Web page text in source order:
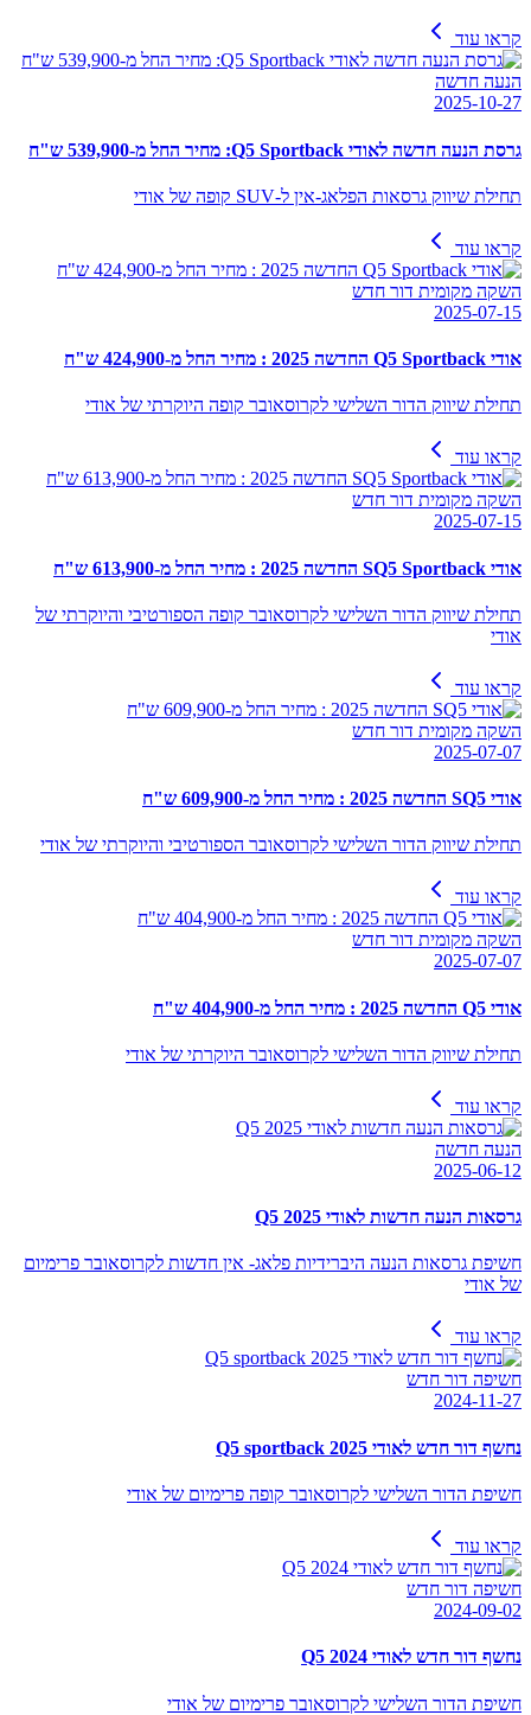
קראו עוד
הנעה חדשה
2025-10-27
גרסת הנעה חדשה לאודי Q5 Sportback: מחיר החל מ-539,900 ש"ח
תחילת שיווק גרסאות הפלאג-אין ל-SUV קופה של אודי
קראו עוד
השקה מקומית דור חדש
2025-07-15
אודי Q5 Sportback החדשה 2025 : מחיר החל מ-424,900 ש"ח
תחילת שיווק הדור השלישי לקרוסאובר קופה היוקרתי של אודי
קראו עוד
השקה מקומית דור חדש
2025-07-15
אודי SQ5 Sportback החדשה 2025 : מחיר החל מ-613,900 ש"ח
תחילת שיווק הדור השלישי לקרוסאובר קופה הספורטיבי והיוקרתי של
אודי
קראו עוד
השקה מקומית דור חדש
2025-07-07
אודי SQ5 החדשה 2025 : מחיר החל מ-609,900 ש"ח
תחילת שיווק הדור השלישי לקרוסאובר הספורטיבי והיוקרתי של אודי
קראו עוד
השקה מקומית דור חדש
2025-07-07
אודי Q5 החדשה 2025 : מחיר החל מ-404,900 ש"ח
תחילת שיווק הדור השלישי לקרוסאובר היוקרתי של אודי
קראו עוד
הנעה חדשה
2025-06-12
גרסאות הנעה חדשות לאודי Q5 2025
חשיפת גרסאות הנעה היברידיות פלאג- אין חדשות לקרוסאובר פרימיום
של אודי
קראו עוד
חשיפה דור חדש
2024-11-27
נחשף דור חדש לאודי Q5 sportback 2025
חשיפת הדור השלישי לקרוסאובר קופה פרימיום של אודי
קראו עוד
חשיפה דור חדש
2024-09-02
נחשף דור חדש לאודי Q5 2024
חשיפת הדור השלישי לקרוסאובר פרימיום של אודי